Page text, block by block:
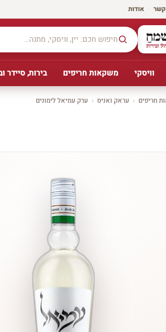
קשר · אודות
וויסקי משקאות חריפים בירות, סיידר
חריפים › עראק ואניס › ערק עמיאל לימונים
לכל יינות יקב ירושלים ←